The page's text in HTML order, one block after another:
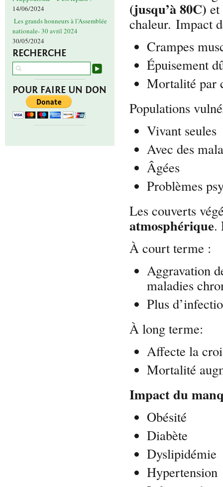
(jusqu’à 80C) et
chaleur. Impact
Crampes
Épuisement
Mortalité par
Populations
Vivant seules
Avec des
Âgées
Problèmes
Les couverts
atmosphérique.
À court terme :
Aggravation
maladies
Plus
À long terme:
Affecte la
Mortalité
Impact du
Obésité
Diabète
Dyslipidémie
Hypertension
14/06/2024
Les grands honneurs à l’Assemblée
nationale- 30 avril 2024
30/05/2024
RECHERCHE
POUR FAIRE UN DON